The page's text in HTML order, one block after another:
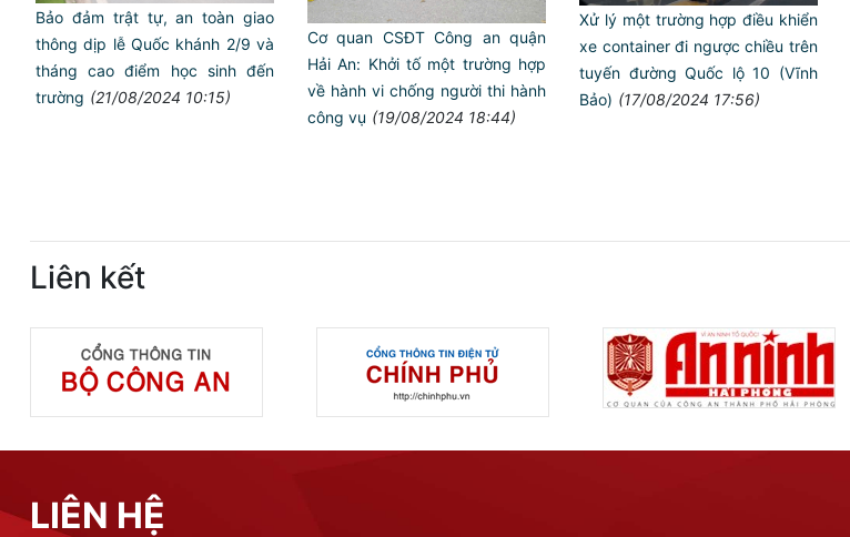
Bảo đảm trật tự, an toàn giao
thông dịp lễ Quốc khánh 2/9 và
tháng cao điểm học sinh đến
trường (21/08/2024 10:15)
Cơ quan CSĐT Công an quận
Hải An: Khởi tố một trường hợp
về hành vi chống người thi hành
công vụ (19/08/2024 18:44)
Xử lý một trường hợp điều khiển
xe container đi ngược chiều trên
tuyến đường Quốc lộ 10 (Vĩnh
Bảo) (17/08/2024 17:56)
Liên kết
LIÊN HỆ